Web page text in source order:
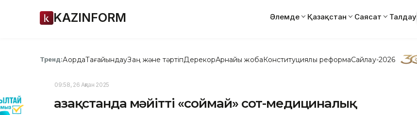
KAZINFORM Әлемде Қазақстан Саясат Талдау
Тренд:АқордаТағайындауЗаң және тәртіпДерекқорАрнайы жобаКонституциялық реформаСайлау-2026
09:58, 26 Ақпан 2025
Қазақстанда мәйітті «соймай» сот-медициналық